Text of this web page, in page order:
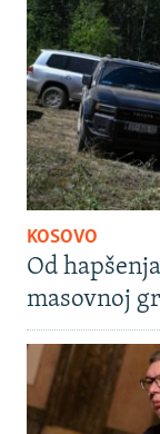
KOSOVO
Od
masovnoj